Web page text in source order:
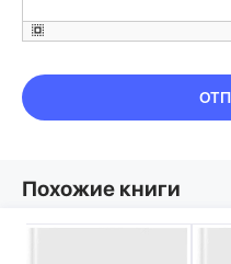
Похожие книги